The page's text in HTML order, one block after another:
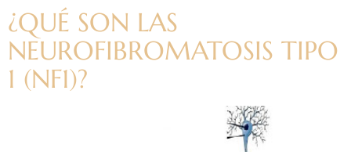
¿QUÉ SON LAS
NEUROFIBROMATOSIS TIPO
1 (NF1)?